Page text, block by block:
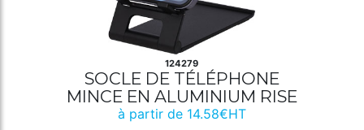
124279
SOCLE DE TÉLÉPHONE
MINCE EN ALUMINIUM RISE
à partir de 14.58€HT